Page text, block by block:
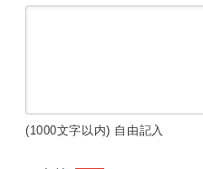
(1000文字以内) 自由記入